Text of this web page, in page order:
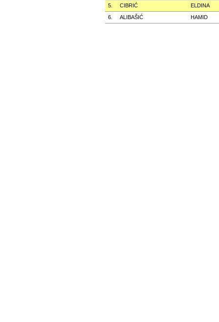
5.
CIBRIĆ
ELDINA
6.
ALIBAŠIĆ HAMID